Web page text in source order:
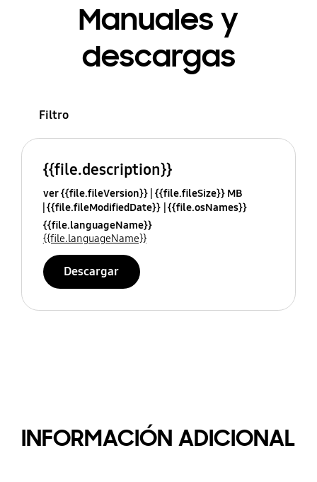
Manuales y
descargas
Filtro
{{file.description}}
ver {{file.fileVersion}} {{file.fileSize}} MB
{{file.fileModifiedDate}} {{file.osNames}}
{{file.languageName}}
{{file.languageName}}
Descargar
INFORMACIÓN ADICIONAL